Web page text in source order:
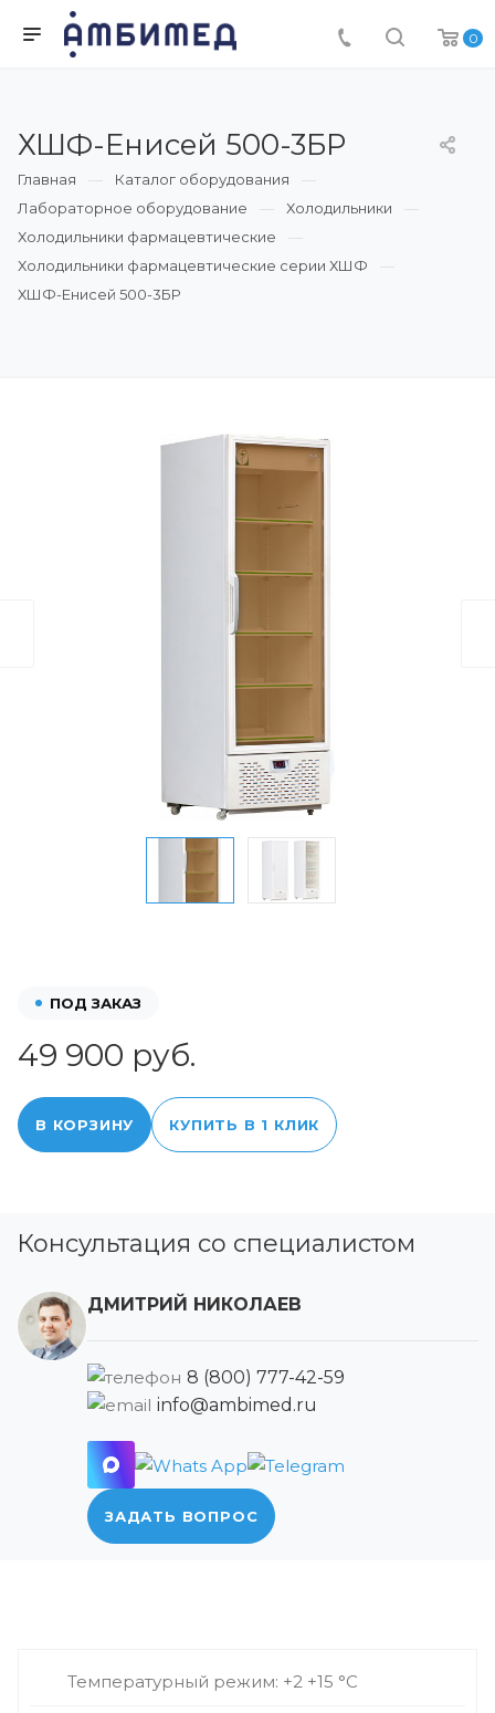
0
ХШФ-Енисей 500-3БР
Главная
Каталог оборудования
Лабораторное оборудование
Холодильники
Холодильники фармацевтические
Холодильники фармацевтические серии ХШФ
ХШФ-Енисей 500-3БР
ПОД ЗАКАЗ
49 900 руб.
В КОРЗИНУ КУПИТЬ В 1 КЛИК
Консультация со специалистом
ДМИТРИЙ НИКОЛАЕВ
8 (800) 777-42-59
info@ambimed.ru
ЗАДАТЬ ВОПРОС
Температурный режим: +2 +15 °С